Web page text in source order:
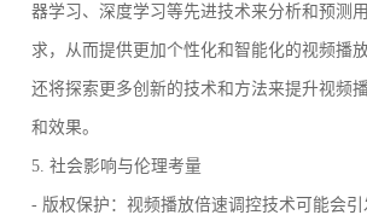
器学习、深度学习等先进技术来分析和预测
求，从而提供更加个性化和智能化的视频播
还将探索更多创新的技术和方法来提升视频
和效果。
5. 社会影响与伦理考量
- 版权保护：视频播放倍速调控技术可能会引